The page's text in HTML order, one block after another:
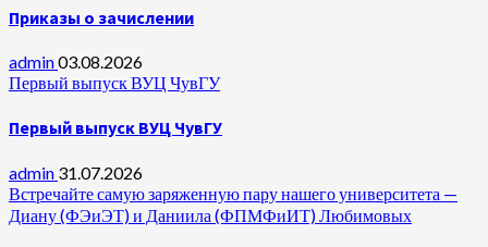
Приказы о зачислении
admin03.08.2026
Первый выпуск ВУЦ ЧувГУ
Первый выпуск ВУЦ ЧувГУ
admin 31.07.2026
Встречайте самую заряженную пару нашего университета —
Диану (ФЭиЭТ) и Даниила (ФПМФиИТ) Любимовых